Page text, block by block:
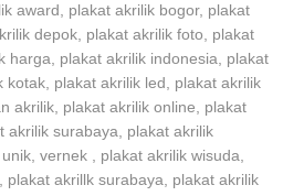
award, plakat akrilik bogor, plakat
depok, plakat akrilik foto, plakat
harga, plakat akrilik indonesia, plakat
kotak, plakat akrilik led, plakat akrilik
akrilik, plakat akrilik online, plakat
akrilik surabaya, plakat akrilik
vernek , plakat akrilik wisuda,
plakat akrillk surabaya, plakat akrilik